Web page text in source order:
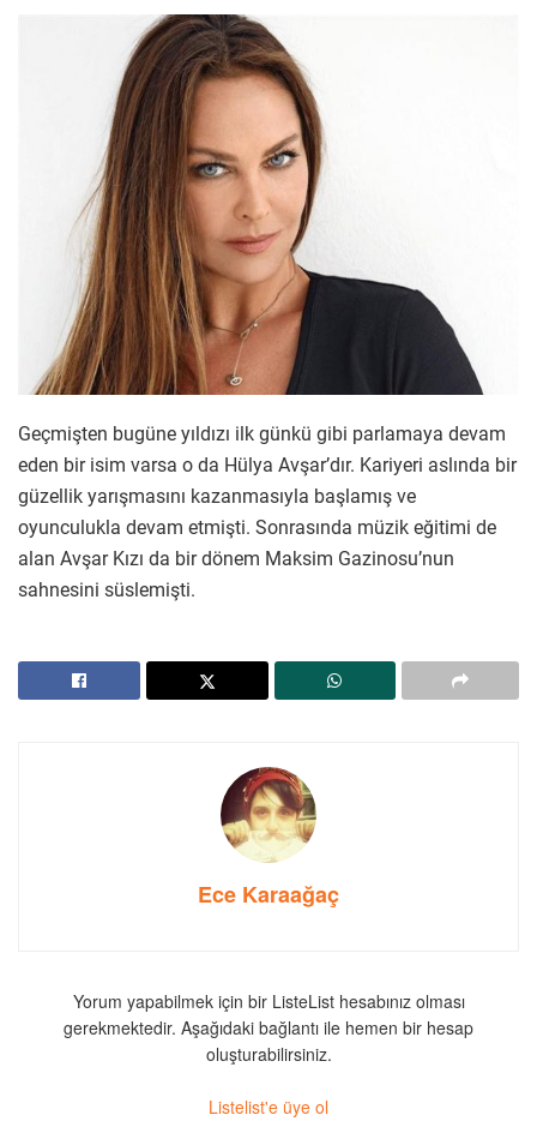
Geçmişten bugüne yıldızı ilk günkü gibi parlamaya devam
eden bir isim varsa o da Hülya Avşar’dır. Kariyeri aslında bir
güzellik yarışmasını kazanmasıyla başlamış ve
oyunculukla devam etmişti. Sonrasında müzik eğitimi de
alan Avşar Kızı da bir dönem Maksim Gazinosu’nun
sahnesini süslemişti.
Ece Karaağaç
Yorum yapabilmek için bir ListeList hesabınız olması
gerekmektedir. Aşağıdaki bağlantı ile hemen bir hesap
oluşturabilirsiniz.
Listelist'e üye ol